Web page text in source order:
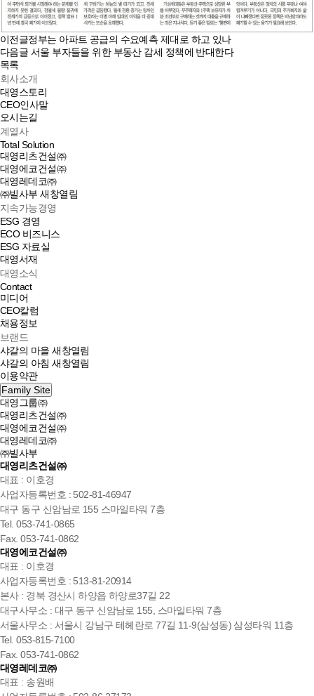
이전글정부는 아파트 공급의 수요예측 제대로 하고 있나
다음글 서울 부자들을 위한 부동산 감세 정책에 반대한다
목록
회사소개
대영스토리
CEO인사말
오시는길
계열사
Total Solution
대영리츠건설㈜
대영에코건설㈜
대영레데코㈜
㈜빌사부새창열림
지속가능경영
ESG 경영
ECO 비즈니스
ESG 자료실
대영서재
대영소식
Contact
미디어
CEO칼럼
채용정보
브랜드
샤갈의 마을새창열림
샤갈의 아침새창열림
이용약관
Family Site
대영그룹㈜
대영리츠건설㈜
대영에코건설㈜
대영레데코㈜
㈜빌사부
대영리츠건설㈜
대표 : 이호경
사업자등록번호 : 502-81-46947
대구 동구 신암남로 155 스마일타워 7층
Tel. 053-741-0865
Fax. 053-741-0862
대영에코건설㈜
대표 : 이호경
사업자등록번호 : 513-81-20914
본사 : 경북 경산시 하양읍 하양로37길 22
대구사무소 : 대구 동구 신암남로 155, 스마일타워 7층
서울사무소 : 서울시 강남구 테헤란로 77길 11-9(삼성동) 삼성타워 11층
Tel. 053-815-7100
Fax. 053-741-0862
대영레데코㈜
대표 : 송원배